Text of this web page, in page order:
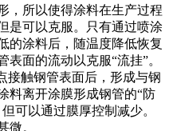
，所以使得涂料在生产过程
是可以克服。只有通过喷涂
的涂料后，随温度降低恢复
面的流动以克服“流挂”。
接触钢管表面后，形成与钢
料离开涂膜形成钢管的“防
可以通过膜厚控制减少。
微。